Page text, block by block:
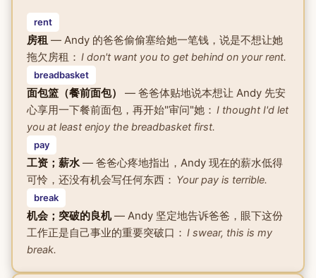
rent
房租 — Andy 的爸爸偷偷塞给她一笔钱，说是不想让她
拖欠房租： I don't want you to get behind on your rent.
breadbasket
面包篮（餐前面包）
— 爸爸体贴地说本想让 Andy 先安
心享用一下餐前面包，再开始"审问"她： I thought I'd let
you at least enjoy the breadbasket first.
pay
工资；薪水— 爸爸心疼地指出，Andy 现在的薪水低得
可怜，还没有机会写任何东西： Your pay is terrible.
break
机会；突破的良机— Andy 坚定地告诉爸爸，眼下这份
工作正是自己事业的重要突破口： I swear, this is my
break.